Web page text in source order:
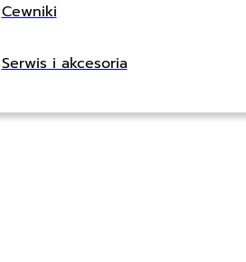
Cewniki
Serwis i akcesoria